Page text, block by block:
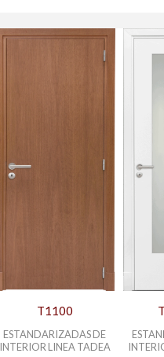
T1100
ESTANDARIZADAS DE
INTERIOR LINEA TADEA